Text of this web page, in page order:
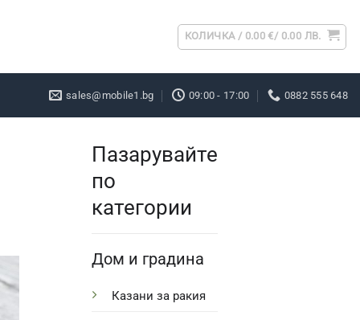
КОЛИЧКА / 0.00€/ 0.00 ЛВ.
sales@mobile1.bg 09:00 - 17:00 0882 555 648
Пазарувайте
по
категории
Дом и градина
Казани за ракия